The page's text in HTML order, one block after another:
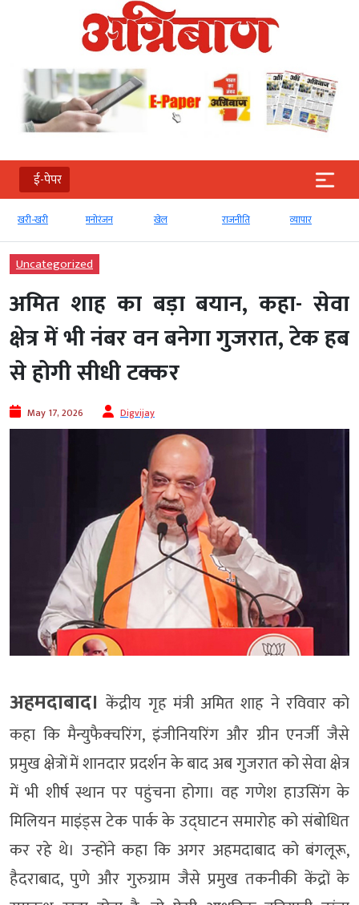
ई-पेपर
खरी-खरी मनोरंजन खेल राजनीति व्‍यापार
Uncategorized
अमित शाह का बड़ा बयान, कहा- सेवा
क्षेत्र में भी नंबर वन बनेगा गुजरात, टेक हब
से होगी सीधी टक्कर
May 17, 2026 Digvijay
अहमदाबाद। केंद्रीय गृह मंत्री अमित शाह ने रविवार को
कहा कि मैन्युफैक्चरिंग, इंजीनियरिंग और ग्रीन एनर्जी जैसे
प्रमुख क्षेत्रों में शानदार प्रदर्शन के बाद अब गुजरात को सेवा क्षेत्र
में भी शीर्ष स्थान पर पहुंचना होगा। वह गणेश हाउसिंग के
मिलियन माइंड्स टेक पार्क के उद्घाटन समारोह को संबोधित
कर रहे थे। उन्होंने कहा कि अगर अहमदाबाद को बंगलूरू,
हैदराबाद, पुणे और गुरुग्राम जैसे प्रमुख तकनीकी केंद्रों के